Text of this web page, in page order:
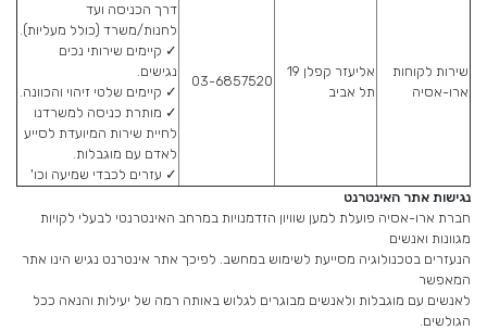
שירות לקוחות
ארו-אסיה
אליעזר קפלן 19
תל אביב
03-6857520
דרך הכניסה ועד
לחנות/משרד (כולל מעליות).
✓ קיימים שירותי נכים
נגישים.
✓ קיימים שלטי זיהוי והכוונה.
✓ מותרת כניסה למשרדנו
לחיית שירות המיועדת לסייע
לאדם עם מוגבלות.
✓ עזרים לכבדי שמיעה וכו'
נגישות אתר האינטרנט
חברת ארו-אסיה פועלת למען שוויון הזדמנויות במרחב האינטרנטי לבעלי לקויות
מגוונות ואנשים
הנעזרים בטכנולוגיה מסייעת לשימוש במחשב. לפיכך אתר אינטרנט נגיש הינו אתר
המאפשר
לאנשים עם מוגבלות ולאנשים מבוגרים לגלוש באותה רמה של יעילות והנאה ככל
הגולשים.